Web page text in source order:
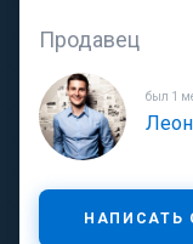
Продавец
был 1
НАПИСАТЬ